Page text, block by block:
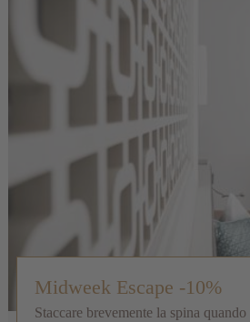
Midweek Escape -10%
Staccare brevemente la spina